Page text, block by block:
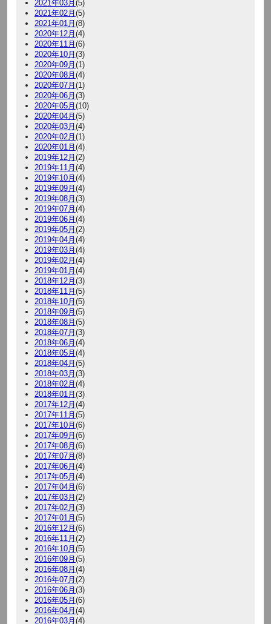
2021年03月 (5)
2021年02月 (5)
2021年01月 (8)
2020年12月 (4)
2020年11月 (6)
2020年10月 (3)
2020年09月 (1)
2020年08月 (4)
2020年07月 (1)
2020年06月 (3)
2020年05月 (10)
2020年04月 (5)
2020年03月 (4)
2020年02月 (1)
2020年01月 (4)
2019年12月 (2)
2019年11月 (4)
2019年10月 (4)
2019年09月 (4)
2019年08月 (3)
2019年07月 (4)
2019年06月 (4)
2019年05月 (2)
2019年04月 (4)
2019年03月 (4)
2019年02月 (4)
2019年01月 (4)
2018年12月 (3)
2018年11月 (5)
2018年10月 (5)
2018年09月 (5)
2018年08月 (5)
2018年07月 (3)
2018年06月 (4)
2018年05月 (4)
2018年04月 (5)
2018年03月 (3)
2018年02月 (4)
2018年01月 (3)
2017年12月 (4)
2017年11月 (5)
2017年10月 (6)
2017年09月 (6)
2017年08月 (6)
2017年07月 (8)
2017年06月 (4)
2017年05月 (4)
2017年04月 (6)
2017年03月 (2)
2017年02月 (3)
2017年01月 (5)
2016年12月 (6)
2016年11月 (2)
2016年10月 (5)
2016年09月 (5)
2016年08月 (4)
2016年07月 (2)
2016年06月 (3)
2016年05月 (6)
2016年04月 (4)
2016年03月 (4)